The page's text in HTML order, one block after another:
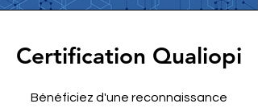
Certification Qualiopi
Bénéficiez d'une reconnaissance